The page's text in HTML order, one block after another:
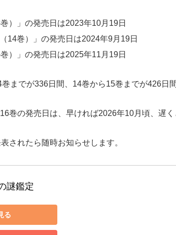
）」の発売日は2023年10月19日
14巻）」の発売日は2024年9月19日
）」の発売日は2025年11月19日
までが336日間、14巻から15巻までが426日
巻の発売日は、早ければ2026年10月頃、遅
されたら随時お知らせします。
謎鑑定
る